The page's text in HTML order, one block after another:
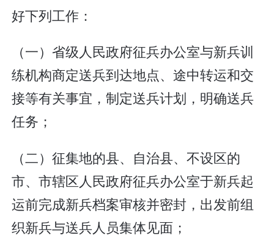
好下列工作：
（一）省级人民政府征兵办公室与新兵训
练机构商定送兵到达地点、途中转运和交
接等有关事宜，制定送兵计划，明确送兵
任务；
（二）征集地的县、自治县、不设区的
市、市辖区人民政府征兵办公室于新兵起
运前完成新兵档案审核并密封，出发前组
织新兵与送兵人员集体见面；